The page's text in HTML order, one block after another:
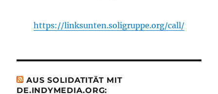
https://linksunten.soligruppe.org/call/
AUS SOLIDATITÄT MIT
DE.INDYMEDIA.ORG: